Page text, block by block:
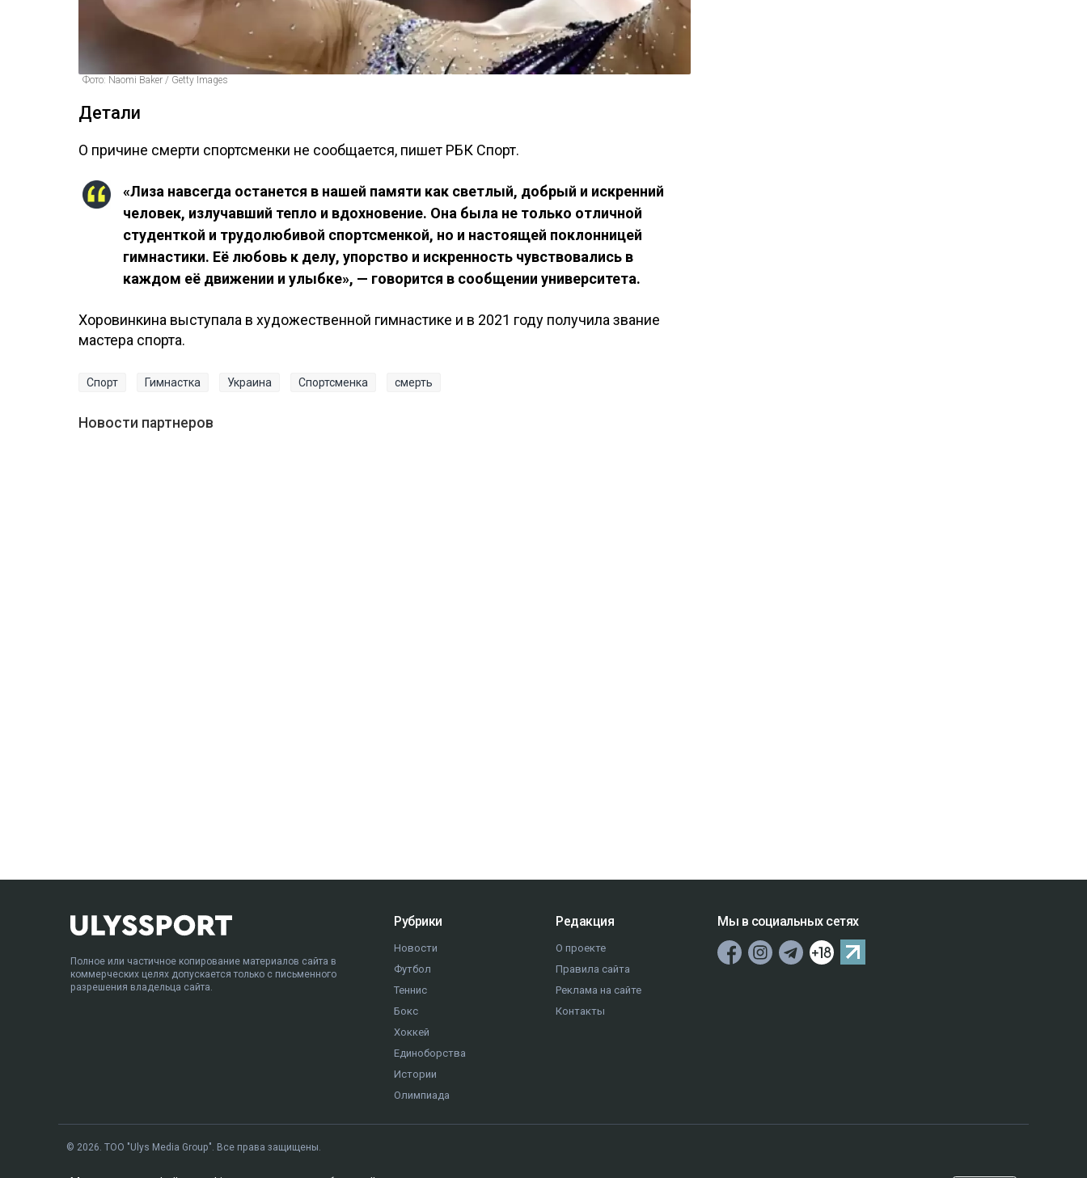
Фото: Naomi Baker / Getty Images
Детали
О причине смерти спортсменки не сообщается, пишет РБК Спорт.
«Лиза навсегда останется в нашей памяти как светлый, добрый и искренний
человек, излучавший тепло и вдохновение. Она была не только отличной
студенткой и трудолюбивой спортсменкой, но и настоящей поклонницей
гимнастики. Её любовь к делу, упорство и искренность чувствовались в
каждом её движении и улыбке», — говорится в сообщении университета.
Хоровинкина выступала в художественной гимнастике и в 2021 году получила звание
мастера спорта.
Спорт Гимнастка Украина Спортсменка смерть
Новости партнеров
Полное или частичное копирование материалов сайта в
коммерческих целях допускается только с письменного
разрешения владельца сайта.
Рубрики
Новости
Футбол
Теннис
Бокс
Хоккей
Единоборства
Истории
Олимпиада
Редакция
О проекте
Правила сайта
Реклама на сайте
Контакты
Мы в социальных сетях
© 2026. ТОО "Ulys Media Group". Все права защищены.